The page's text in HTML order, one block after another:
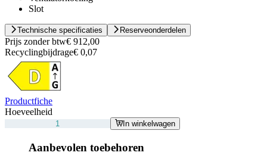
Slot
Technische specificaties Reserveonderdelen
Prijs zonder btw€ 912,00
Recyclingbijdrage€ 0,07
Productfiche
Hoeveelheid
In winkelwagen
Aanbevolen toebehoren